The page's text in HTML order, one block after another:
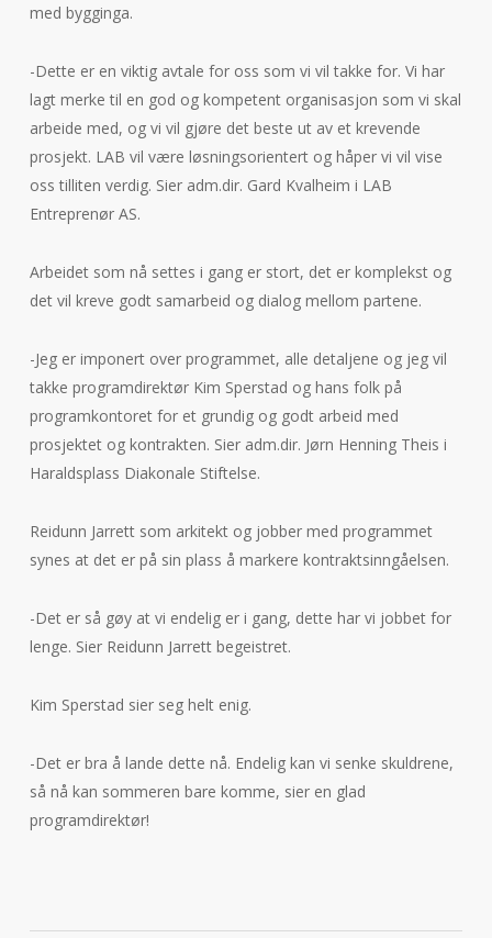
med bygginga.
-Dette er en viktig avtale for oss som vi vil takke for. Vi har
lagt merke til en god og kompetent organisasjon som vi skal
arbeide med, og vi vil gjøre det beste ut av et krevende
prosjekt. LAB vil være løsningsorientert og håper vi vil vise
oss tilliten verdig. Sier adm.dir. Gard Kvalheim i LAB
Entreprenør AS.
Arbeidet som nå settes i gang er stort, det er komplekst og
det vil kreve godt samarbeid og dialog mellom partene.
-Jeg er imponert over programmet, alle detaljene og jeg vil
takke programdirektør Kim Sperstad og hans folk på
programkontoret for et grundig og godt arbeid med
prosjektet og kontrakten. Sier adm.dir. Jørn Henning Theis i
Haraldsplass Diakonale Stiftelse.
Reidunn Jarrett som arkitekt og jobber med programmet
synes at det er på sin plass å markere kontraktsinngåelsen.
-Det er så gøy at vi endelig er i gang, dette har vi jobbet for
lenge. Sier Reidunn Jarrett begeistret.
Kim Sperstad sier seg helt enig.
-Det er bra å lande dette nå. Endelig kan vi senke skuldrene,
så nå kan sommeren bare komme, sier en glad
programdirektør!